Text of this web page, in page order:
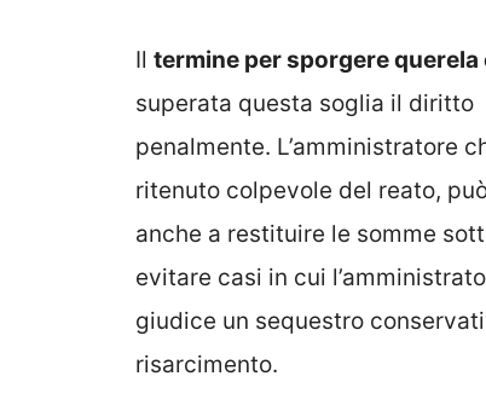
Il termine per sporgere querela
superata questa soglia il diritto
penalmente. L’amministratore
ritenuto colpevole del reato,
anche a restituire le somme
evitare casi in cui
giudice un sequestro
risarcimento.